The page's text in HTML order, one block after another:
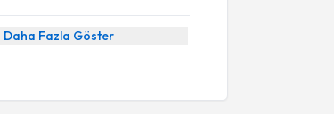
Daha Fazla Göster